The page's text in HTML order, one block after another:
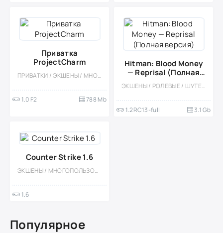
Приватка
ProjectCharm
ПРИВАТКИ / ЭКШЕНЫ / МНОГОПОЛЬЗОВАТЕЛЬСКАЯ
1.0 F2 788 Mb
Hitman: Blood Money
— Reprisal (Полная
версия)
ЭКШЕНЫ / РОЛЕВЫЕ / ШУТЕРЫ / ПЛАТНАЯ / СТЕЛС / ТАКТИЧЕСКИЕ / 3D / МОД / ВСТРОЕННЫЙ КЕШ / ГОЛОВОЛОМКИ / БОЛЬШАЯ / ОДНОПОЛЬЗОВАТЕЛЬСКИЕ / ОФЛАЙН
1.2RC13-full 3.1 Gb
Counter Strike 1.6
ЭКШЕНЫ / МНОГОПОЛЬЗОВАТЕЛЬСКАЯ / PVP / ШУТЕРЫ / 3D / ПОРТЫ
1.6
Популярное